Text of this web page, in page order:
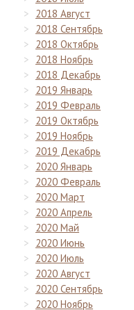
2018 Август
2018 Сентябрь
2018 Октябрь
2018 Ноябрь
2018 Декабрь
2019 Январь
2019 Февраль
2019 Октябрь
2019 Ноябрь
2019 Декабрь
2020 Январь
2020 Февраль
2020 Март
2020 Апрель
2020 Май
2020 Июнь
2020 Июль
2020 Август
2020 Сентябрь
2020 Ноябрь